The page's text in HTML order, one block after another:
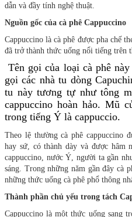
dẫn và đầy tính nghệ thuật.
Nguồn gốc của cà phê Cappuccino
Cappuccino là cà phê được pha chế
đã trở thành thức uống nổi tiếng trên
Tên gọi của loại cà phê
gọi các nhà tu dòng
tu này tương tự như tông
cappuccino hoàn hảo. Mũ
trong tiếng Ý là cappuccio.
Theo lệ thường cà phê cappuccino
hay sứ, có thành dày và được hâm
cappuccino, nước Ý, người ta gần
sáng. Trong những năm gần đây cà
những thức uống cà phê phổ thông
Thành phần chủ yếu trong tách
Cappuccino là một thức uống sang